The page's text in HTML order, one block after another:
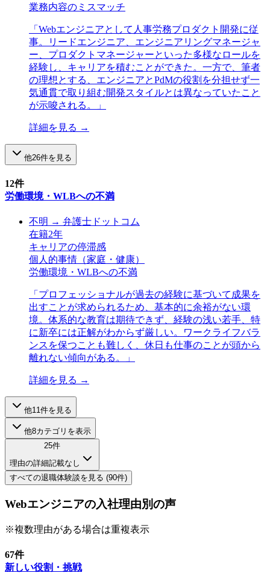
業務内容のミスマッチ
「 Webエンジニアとして人事労務プロダクト開発に従
事。リードエンジニア、エンジニアリングマネージャ
ー、プロダクトマネージャーといった多様なロールを
経験し、キャリアを積むことができた。一方で、筆者
の理想とする、エンジニアとPdMの役割を分担せず一
気通貫で取り組む開発スタイルとは異なっていたこと
が示唆される。
」
詳細を見る →
他26件を見る
12件
労働環境・WLBへの不満
不明 → 弁護士ドットコム
在籍2年
キャリアの停滞感
個人的事情（家庭・健康）
労働環境・WLBへの不満
「 プロフェッショナルが過去の経験に基づいて成果を
出すことが求められるため、基本的に余裕がない環
境。体系的な教育は期待できず、経験の浅い若手、特
に新卒には正解がわからず厳しい。ワークライフバラ
ンスを保つことも難しく、休日も仕事のことが頭から
離れない傾向がある。
」
詳細を見る →
他11件を見る
他8カテゴリを表示
25件
理由の詳細記載なし
すべての退職体験談を見る (90件)
Webエンジニアの入社理由別の声
※複数理由がある場合は重複表示
67件
新しい役割・挑戦